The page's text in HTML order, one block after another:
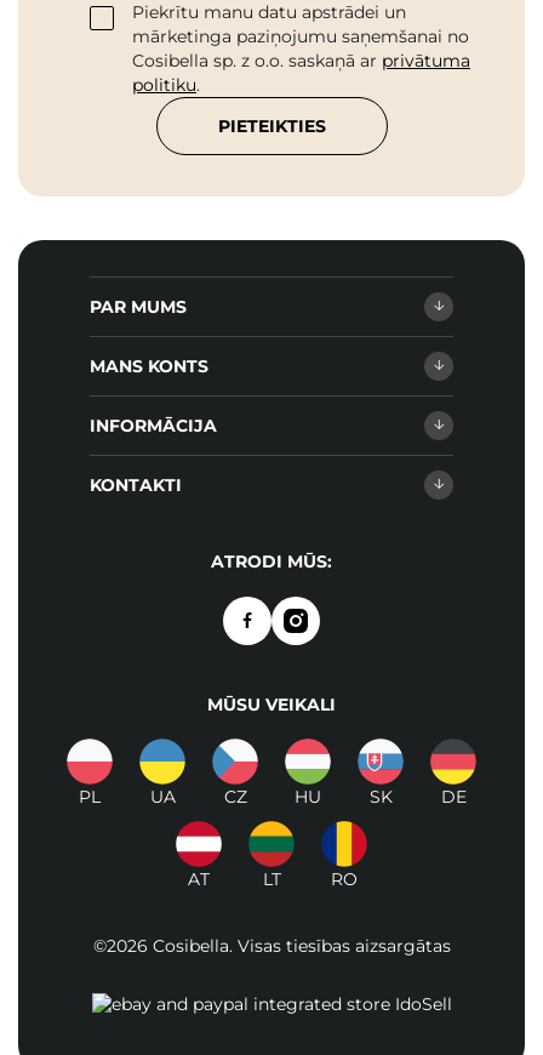
Piekrītu manu datu apstrādei un
mārketinga paziņojumu saņemšanai no
Cosibella sp. z o.o. saskaņā ar privātuma
politiku.
PIETEIKTIES
PAR MUMS
MANS KONTS
INFORMĀCIJA
KONTAKTI
ATRODI MŪS:
MŪSU VEIKALI
PL UA CZ HU SK DE
AT LT RO
©2026 Cosibella. Visas tiesības aizsargātas